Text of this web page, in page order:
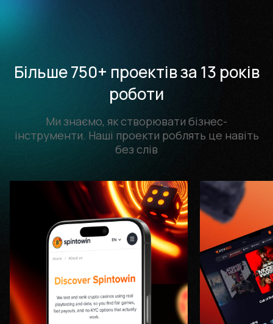
Більше 750+ проектів за 13 років
роботи
Ми знаємо, як створювати бізнес-
інструменти. Наші проекти роблять це навіть
без слів